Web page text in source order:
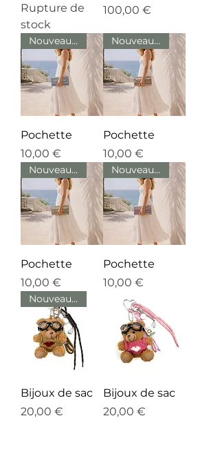
Rupture de
stock
Prix
100,00 €
Nouveautés
Pochette
Prix
10,00 €
Nouveautés
Pochette
Prix
10,00 €
Nouveautés
Pochette
Prix
10,00 €
Nouveautés
Pochette
Prix
10,00 €
Nouveautés
Bijoux de sac
Prix
20,00 €
Bijoux de sac
Prix
20,00 €